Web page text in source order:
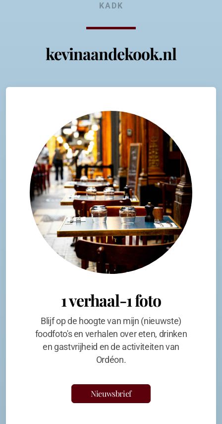
KADK
kevinaandekook.nl
1 verhaal-1 foto
Blijf op de hoogte van mijn (nieuwste)
foodfoto's en verhalen over eten, drinken
en gastvrijheid en de activiteiten van
Ordéon.
Nieuwsbrief